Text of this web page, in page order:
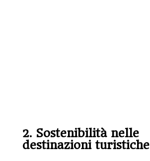
2. Sostenibilità nelle
destinazioni turistiche